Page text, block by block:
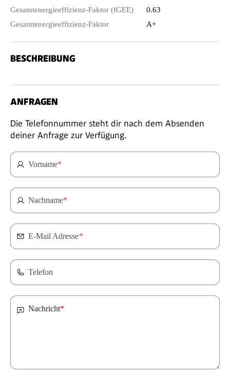
Gesamtenergieeffizienz-Faktor (fGEE)
0.63
Gesamtenergieeffizienz-Faktor
A+
BESCHREIBUNG
ANFRAGEN
Die Telefonnummer steht dir nach dem Absenden
deiner Anfrage zur Verfügung.
Vorname*
Nachname*
E-Mail Adresse*
Telefon
Nachricht*